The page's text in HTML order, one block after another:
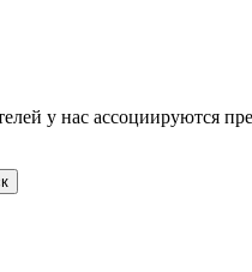
у нас ассоциируются